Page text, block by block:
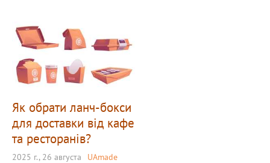
Як обрати ланч-бокси
для доставки від кафе
та ресторанів?
2025 г., 26 августа UAmade